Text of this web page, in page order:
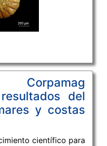
el Registro
Marinas (CoRMS),
fortalecer el
y el acceso a
la biodiversidad
del
y costas
científico para